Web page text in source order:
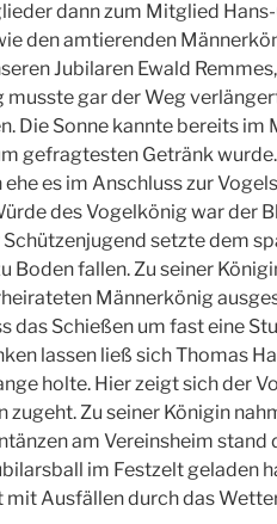
dann zum Mitglied
den amtierenden
Jubilaren Ewald
gar der Weg
Die Sonne kannte bereits
gefragtesten Getränk
es im Anschluss zur
des Vogelkönig war der
setzte dem
Boden fallen. Zu seiner
Männerkönig
das Schießen um fast eine
lassen ließ sich Thomas
holte. Hier zeigt sich der
Zu seiner Königin
am Vereinsheim
im Festzelt geladen
mit Ausfällen durch das